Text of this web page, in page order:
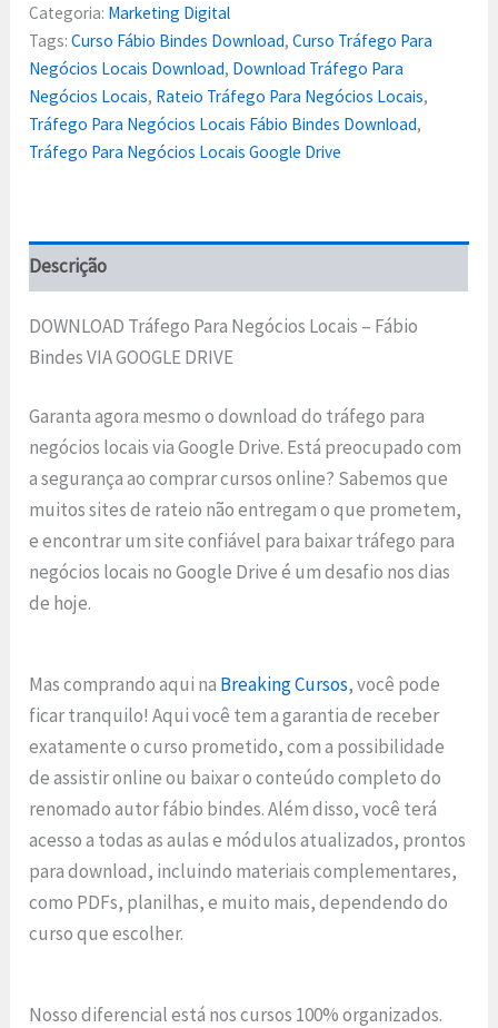
Categoria: Marketing Digital
Tags:Curso Fábio Bindes Download,Curso Tráfego Para
Negócios Locais Download, Download Tráfego Para
Negócios Locais, Rateio Tráfego Para Negócios Locais,
Tráfego Para Negócios Locais Fábio Bindes Download,
Tráfego Para Negócios Locais Google Drive
Descrição
DOWNLOAD Tráfego Para Negócios Locais – Fábio
Bindes VIA GOOGLE DRIVE
Garanta agora mesmo o download do tráfego para
negócios locais via Google Drive. Está preocupado com
a segurança ao comprar cursos online? Sabemos que
muitos sites de rateio não entregam o que prometem,
e encontrar um site confiável para baixar tráfego para
negócios locais no Google Drive é um desafio nos dias
de hoje.
Mas comprando aqui na Breaking Cursos, você pode
ficar tranquilo! Aqui você tem a garantia de receber
exatamente o curso prometido, com a possibilidade
de assistir online ou baixar o conteúdo completo do
renomado autor fábio bindes. Além disso, você terá
acesso a todas as aulas e módulos atualizados, prontos
para download, incluindo materiais complementares,
como PDFs, planilhas, e muito mais, dependendo do
curso que escolher.
Nosso diferencial está nos cursos 100% organizados.